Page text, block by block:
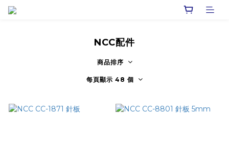
NCC配件
商品排序
每頁顯示 48 個